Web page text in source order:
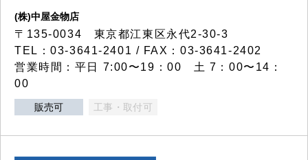
(株)中屋金物店
〒135-0034 東京都江東区永代2-30-3
TEL：03-3641-2401 / FAX：03-3641-2402
営業時間：平日 7:00〜19：00 土 7：00〜14：
00
販売可 工事・取付可